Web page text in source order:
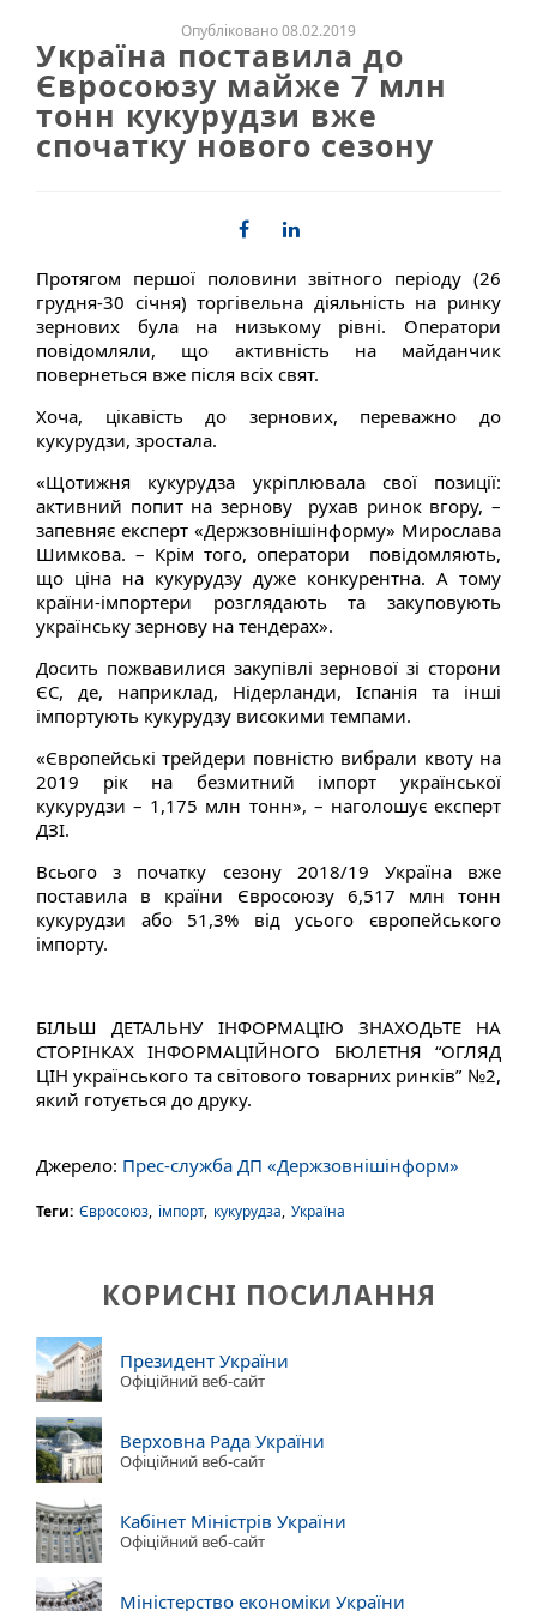
Опубліковано 08.02.2019
Україна поставила до
Євросоюзу майже 7 млн
тонн кукурудзи вже
спочатку нового сезону
Протягом першої половини звітного періоду (26
грудня-30 січня) торгівельна діяльність на ринку
зернових була на низькому рівні. Оператори
повідомляли, що активність на майданчик
повернеться вже після всіх свят.
Хоча, цікавість до зернових, переважно до
кукурудзи, зростала.
«Щотижня кукурудза укріплювала свої позиції:
активний попит на зернову рухав ринок вгору, –
запевняє експерт «Держзовнішінформу» Мирослава
Шимкова. – Крім того, оператори повідомляють,
що ціна на кукурудзу дуже конкурентна. А тому
країни-імпортери розглядають та закуповують
українську зернову на тендерах».
Досить пожвавилися закупівлі зернової зі сторони
ЄС, де, наприклад, Нідерланди, Іспанія та інші
імпортують кукурудзу високими темпами.
«Європейські трейдери повністю вибрали квоту на
2019 рік на безмитний імпорт української
кукурудзи – 1,175 млн тонн», – наголошує експерт
ДЗІ.
Всього з початку сезону 2018/19 Україна вже
поставила в країни Євросоюзу 6,517 млн тонн
кукурудзи або 51,3% від усього європейського
імпорту.
БІЛЬШ ДЕТАЛЬНУ ІНФОРМАЦІЮ ЗНАХОДЬТЕ НА
СТОРІНКАХ ІНФОРМАЦІЙНОГО БЮЛЕТНЯ “ОГЛЯД
ЦІН українського та світового товарних ринків” №2,
який готується до друку.
Джерело: Прес-служба ДП «Держзовнішінформ»
Теги: Євросоюз, імпорт, кукурудза, Україна
КОРИСНІ ПОСИЛАННЯ
Президент України
Офіційний веб-сайт
Верховна Рада України
Офіційний веб-сайт
Кабінет Міністрів України
Офіційний веб-сайт
Міністерство економіки України